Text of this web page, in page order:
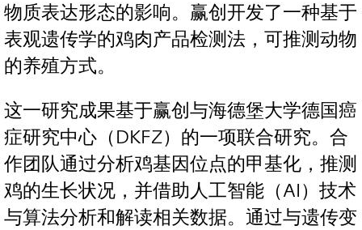
物质表达形态的影响。赢创开发了一种基于
表观遗传学的鸡肉产品检测法，可推测动物
的养殖方式。
这一研究成果基于赢创与海德堡大学德国癌
症研究中心（DKFZ）的一项联合研究。合
作团队通过分析鸡基因位点的甲基化，推测
鸡的生长状况，并借助人工智能（AI）技术
与算法分析和解读相关数据。通过与遗传变